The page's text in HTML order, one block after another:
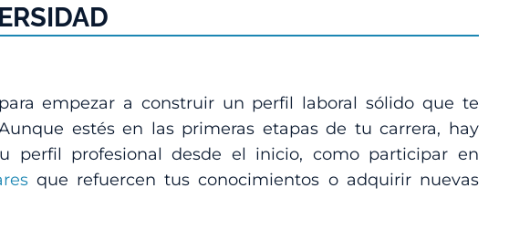
empezar a construir un perfil laboral sólido que te
estés en las primeras etapas de tu carrera, hay
perfil profesional desde el inicio, como participar en
que refuercen tus conocimientos o adquirir nuevas